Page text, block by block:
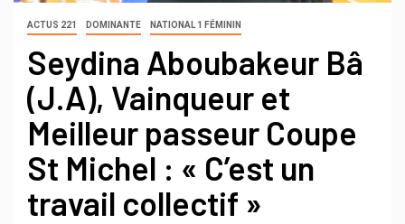
ACTUS 221 DOMINANTE NATIONAL 1 FÉMININ
Seydina Aboubakeur Bâ
(J.A), Vainqueur et
Meilleur passeur Coupe
St Michel : « C’est un
travail collectif »